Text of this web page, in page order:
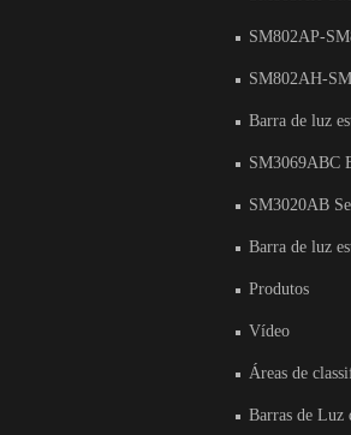
SM802AP-
SM802AH-
Barra de luz
SM3069ABC
SM3020AB
Barra de luz
Produtos
Vídeo
Áreas de
Barras de Luz